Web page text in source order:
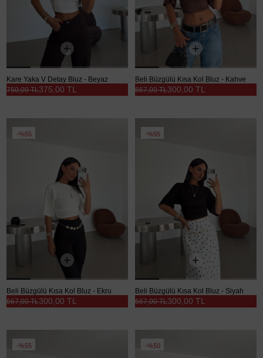
Kare Yaka V Detay Bluz - Beyaz
375,00 TL
750,00 TL
Beli Büzgülü Kısa Kol Bluz - Kahve
300,00 TL
667,00 TL
%55
Beli Büzgülü Kısa Kol Bluz - Ekru
300,00 TL
667,00 TL
%55
Beli Büzgülü Kısa Kol Bluz - Siyah
300,00 TL
667,00 TL
%55 %50